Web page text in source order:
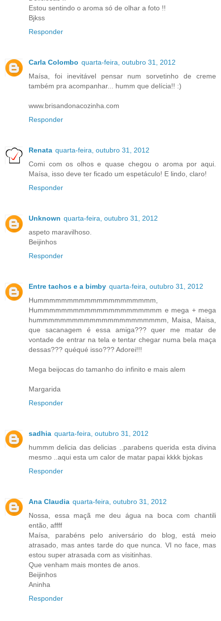
Estou sentindo o aroma só de olhar a foto !!
Bjkss
Responder
Carla Colombo quarta-feira, outubro 31, 2012
Maísa, foi inevitável pensar num sorvetinho de creme
também pra acompanhar... humm que delícia!! :)
www.brisandonacozinha.com
Responder
Renata quarta-feira, outubro 31, 2012
Comi com os olhos e quase chegou o aroma por aqui.
Maísa, isso deve ter ficado um espetáculo! E lindo, claro!
Responder
Unknown quarta-feira, outubro 31, 2012
aspeto maravilhoso.
Beijinhos
Responder
Entre tachos e a bimby quarta-feira, outubro 31, 2012
Hummmmmmmmmmmmmmmmmmmm,
Hummmmmmmmmmmmmmmmmmmmm e mega + mega
hummmmmmmmmmmmmmmmmmmmmm, Maisa, Maisa,
que sacanagem é essa amiga??? quer me matar de
vontade de entrar na tela e tentar chegar numa bela maça
dessas??? quéqué isso??? Adorei!!!
Mega beijocas do tamanho do infinito e mais alem
Margarida
Responder
sadhia quarta-feira, outubro 31, 2012
hummm delicia das delicias ..parabens querida esta divina
mesmo ..aqui esta um calor de matar papai kkkk bjokas
Responder
Ana Claudia quarta-feira, outubro 31, 2012
Nossa, essa maçã me deu água na boca com chantili
então, affff
Maísa, parabéns pelo aniversário do blog, está meio
atrasado, mas antes tarde do que nunca. VI no face, mas
estou super atrasada com as visitinhas.
Que venham mais montes de anos.
Beijinhos
Aninha
Responder